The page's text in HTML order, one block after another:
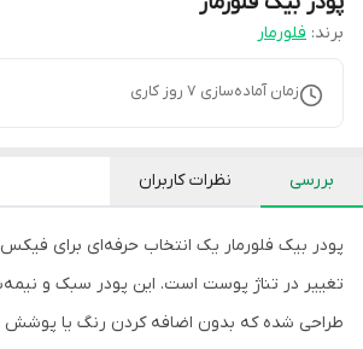
برند: فلورمار
زمان آماده‌سازی 7 روز کاری
بررسی نظرات کاربران
پودر بیک فلورمار یک انتخاب حرفه‌ای برای
تغییر در تناژ پوست است. این پودر سبک و
طراحی شده که بدون اضافه کردن رنگ یا پوشش